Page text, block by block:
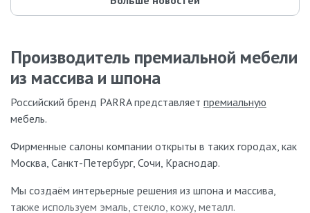
Производитель премиальной мебели
из массива и шпона
Российский бренд PARRA представляет премиальную
мебель.
Фирменные салоны компании открыты в таких городах, как
Москва, Санкт-Петербург, Сочи, Краснодар.
Мы создаём интерьерные решения из шпона и массива,
также используем эмаль, стекло, кожу, металл.